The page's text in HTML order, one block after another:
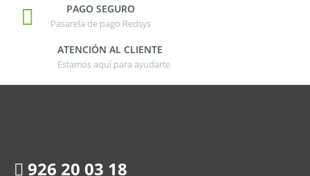
PAGO SEGURO
Pasarela de pago Redsys
ATENCIÓN AL CLIENTE
Estamos aquí para ayudarte
926 20 03 18